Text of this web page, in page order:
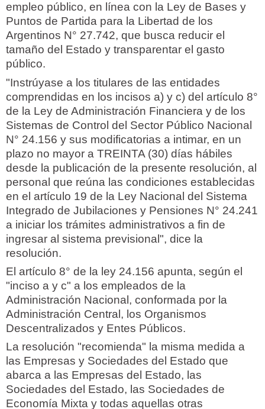
empleo público, en línea con la Ley de Bases y
Puntos de Partida para la Libertad de los
Argentinos N° 27.742, que busca reducir el
tamaño del Estado y transparentar el gasto
público.
"Instrúyase a los titulares de las entidades
comprendidas en los incisos a) y c) del artículo 8°
de la Ley de Administración Financiera y de los
Sistemas de Control del Sector Público Nacional
N° 24.156 y sus modificatorias a intimar, en un
plazo no mayor a TREINTA (30) días hábiles
desde la publicación de la presente resolución, al
personal que reúna las condiciones establecidas
en el artículo 19 de la Ley Nacional del Sistema
Integrado de Jubilaciones y Pensiones N° 24.241
a iniciar los trámites administrativos a fin de
ingresar al sistema previsional", dice la
resolución.
El artículo 8° de la ley 24.156 apunta, según el
"inciso a y c" a los empleados de la
Administración Nacional, conformada por la
Administración Central, los Organismos
Descentralizados y Entes Públicos.
La resolución "recomienda" la misma medida a
las Empresas y Sociedades del Estado que
abarca a las Empresas del Estado, las
Sociedades del Estado, las Sociedades de
Economía Mixta y todas aquellas otras